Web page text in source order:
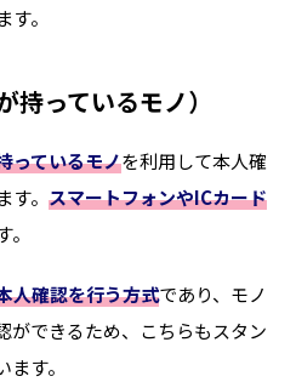
。
っているモノ）
っているモノを利用して本人確
。 スマートフォンやICカード
人確認を行う方式であり、モノ
ができるため、こちらもスタン
す。